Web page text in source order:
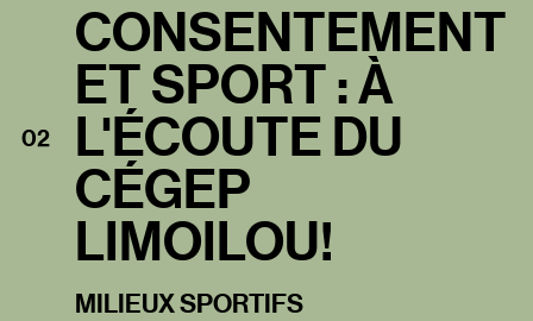
02
CONSENTEMENT
ET SPORT : À
L'ÉCOUTE DU
CÉGEP
LIMOILOU!
MILIEUX SPORTIFS